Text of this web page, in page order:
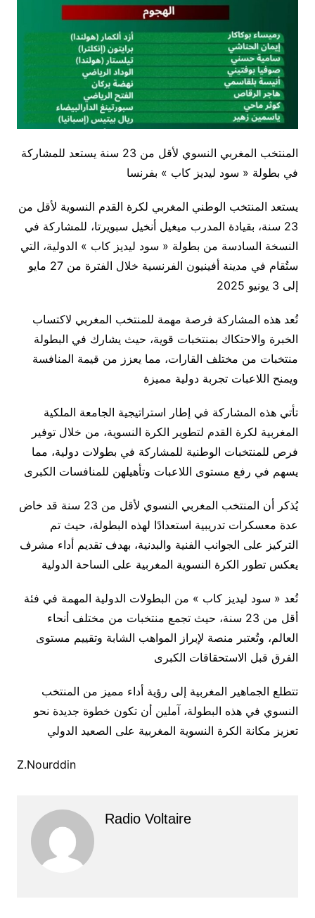
المنتخب المغربي النسوي لأقل من 23 سنة يستعد للمشاركة
في بطولة « سود ليديز كاب » بفرنسا
يستعد المنتخب الوطني المغربي لكرة القدم النسوية لأقل من
23 سنة، بقيادة المدرب ميغيل أنخيل سبويرتا، للمشاركة في
النسخة السادسة من بطولة « سود ليديز كاب » الدولية، التي
ستُقام في مدينة أفينيون الفرنسية خلال الفترة من 27 مايو
إلى 3 يونيو 2025
تُعد هذه المشاركة فرصة مهمة للمنتخب المغربي لاكتساب
الخبرة والاحتكاك بمنتخبات قوية، حيث يشارك في البطولة
منتخبات من مختلف القارات، مما يعزز من قيمة المنافسة
ويمنح اللاعبات تجربة دولية مميزة
تأتي هذه المشاركة في إطار استراتيجية الجامعة الملكية
المغربية لكرة القدم لتطوير الكرة النسوية، من خلال توفير
فرص للمنتخبات الوطنية للمشاركة في بطولات دولية، مما
يسهم في رفع مستوى اللاعبات وتأهيلهن للمنافسات الكبرى
يُذكر أن المنتخب المغربي النسوي لأقل من 23 سنة قد خاض
عدة معسكرات تدريبية استعدادًا لهذه البطولة، حيث تم
التركيز على الجوانب الفنية والبدنية، بهدف تقديم أداء مشرف
يعكس تطور الكرة النسوية المغربية على الساحة الدولية
تُعد « سود ليديز كاب » من البطولات الدولية المهمة في فئة
أقل من 23 سنة، حيث تجمع منتخبات من مختلف أنحاء
العالم، وتُعتبر منصة لإبراز المواهب الشابة وتقييم مستوى
الفرق قبل الاستحقاقات الكبرى
تتطلع الجماهير المغربية إلى رؤية أداء مميز من المنتخب
النسوي في هذه البطولة، آملين أن تكون خطوة جديدة نحو
تعزيز مكانة الكرة النسوية المغربية على الصعيد الدولي
Z.Nourddin
Radio Voltaire